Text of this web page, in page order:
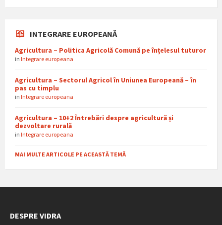
INTEGRARE EUROPEANĂ
Agricultura – Politica Agricolă Comună pe înțelesul tuturor
in Integrare europeana
Agricultura – Sectorul Agricol în Uniunea Europeană – în
pas cu timplu
in Integrare europeana
Agricultura – 10+2 Întrebări despre agricultură și
dezvoltare rurală
in Integrare europeana
MAI MULTE ARTICOLE PE ACEASTĂ TEMĂ
DESPRE VIDRA